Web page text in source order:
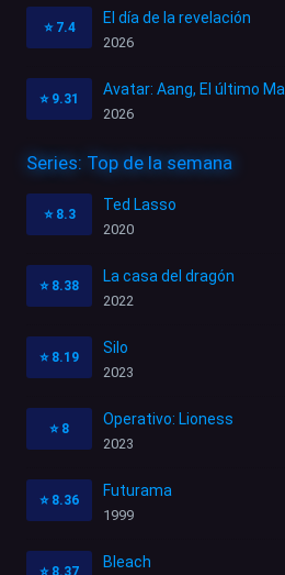
⭐ 7.4
El día de la revelación
2026
⭐ 9.31
Avatar: Aang, El último
2026
Series: Top de la semana
⭐ 8.3
Ted Lasso
2020
⭐ 8.38
La casa del dragón
2022
⭐ 8.19
Silo
2023
⭐ 8
Operativo: Lioness
2023
⭐ 8.36
Futurama
1999
⭐ 8.37
Bleach